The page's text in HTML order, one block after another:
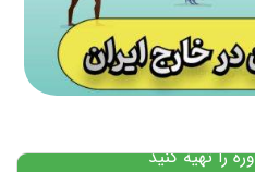
مبتدی
را تهیه کنید